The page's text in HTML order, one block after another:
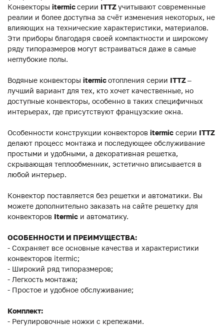
Конвекторы itermicсерии ITTZучитывают современные
реалии и более доступна за счёт изменения некоторых, не
влияющих на технические характеристики, материалов.
Эти приборы благодаря своей компактности и широкому
ряду типоразмеров могут встраиваться даже в самые
неглубокие полы.
Водяные конвекторы itermicотопления серии ITTZ–
лучший вариант для тех, кто хочет качественные, но
доступные конвекторы, особенно в таких специфичных
интерьерах, где присутствуют французские окна.
Особенности конструкции конвекторов itermic серии ITTZ
делают процесс монтажа и последующее обслуживание
простыми и удобными, а декоративная решетка,
скрывающая теплообменник, эстетично вписывается в
любой интерьер.
Конвектор поставляется без решетки и автоматики. Вы
можете дополнительно заказать на сайте решетку для
конвекторов Itermic и автоматику.
ОСОБЕННОСТИ И ПРЕИМУЩЕСТВА:
- Сохраняет все основные качества и характеристики
конвекторов itermic;
- Широкий ряд типоразмеров;
- Легкость монтажа;
- Простое и удобное обслуживание;
Комплект:
- Регулировочные ножки с крепежами.